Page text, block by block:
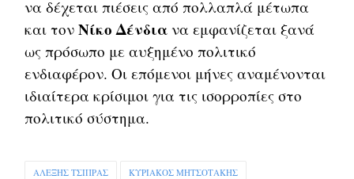
να δέχεται πιέσεις από πολλαπλά μέτωπα
και τονΝίκο Δένδιανα εμφανίζεται ξανά
ως πρόσωπο με αυξημένο πολιτικό
ενδιαφέρον. Οι επόμενοι μήνες αναμένονται
ιδιαίτερα κρίσιμοι για τις ισορροπίες στο
πολιτικό σύστημα.
ΑΛΕΞΗΣ ΤΣΙΠΡΑΣ ΚΥΡΙΑΚΟΣ ΜΗΤΣΟΤΑΚΗΣ